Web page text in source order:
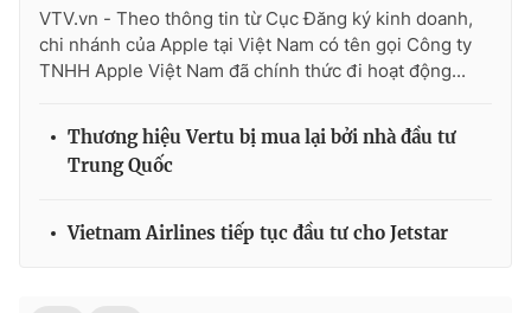
Theo dõi báo trên
VTV.vn - Theo thông tin từ Cục Đăng ký kinh doanh,
chi nhánh của Apple tại Việt Nam có tên gọi Công ty
TNHH Apple Việt Nam đã chính thức đi hoạt động...
Thương hiệu Vertu bị mua lại bởi nhà đầu tư
Trung Quốc
Vietnam Airlines tiếp tục đầu tư cho Jetstar